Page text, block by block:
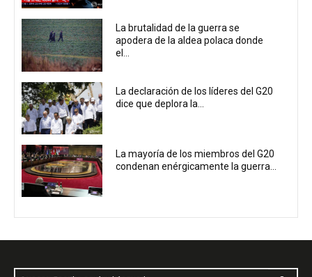
La brutalidad de la guerra se
apodera de la aldea polaca donde
el...
La declaración de los líderes del G20
dice que deplora la...
La mayoría de los miembros del G20
condenan enérgicamente la guerra...